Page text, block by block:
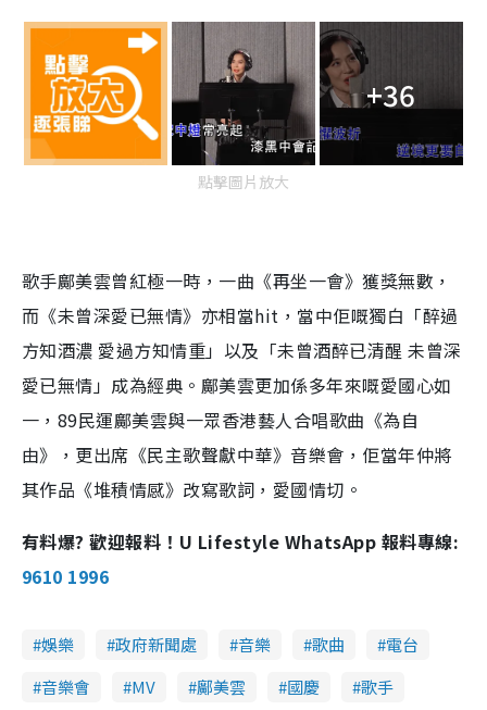
+36
點擊圖片放大
歌手鄺美雲曾紅極一時，一曲《再坐一會》獲獎無數，
而《未曾深愛已無情》亦相當hit，當中佢嘅獨白「醉過
方知酒濃 愛過方知情重」以及「未曾酒醉已清醒 未曾深
愛已無情」成為經典。鄺美雲更加係多年來嘅愛國心如
一，89民運鄺美雲與一眾香港藝人合唱歌曲《為自
由》，更出席《民主歌聲獻中華》音樂會，佢當年仲將
其作品《堆積情感》改寫歌詞，愛國情切。
有料爆? 歡迎報料！U Lifestyle WhatsApp 報料專線:
9610 1996
娛樂 政府新聞處 音樂 歌曲
電台
音樂會
MV 鄺美雲 國慶
歌手